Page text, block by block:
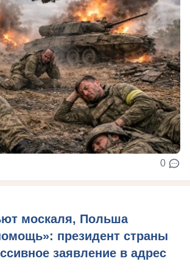
0
москаля, Польша
президент страны
заявление в адрес